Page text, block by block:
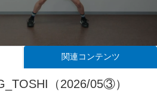
関連コンテンツ
（2026/05③）